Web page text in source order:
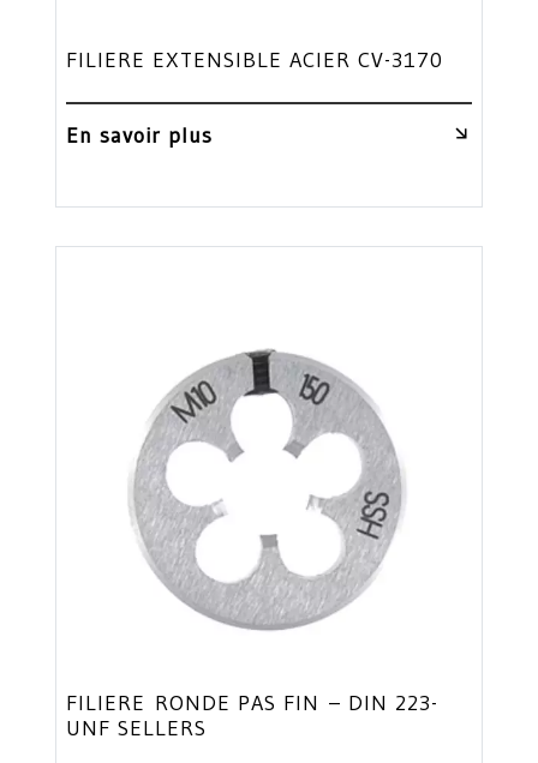
FILIERE EXTENSIBLE ACIER CV-3170
En savoir plus
FILIERE RONDE PAS FIN – DIN 223-
UNF SELLERS